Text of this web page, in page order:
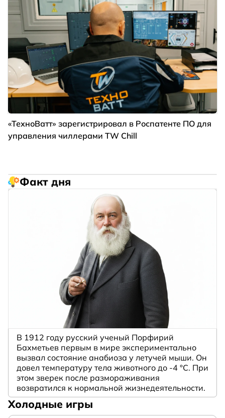
«ТехноВатт» зарегистрировал в Роспатенте ПО для
управления чиллерами TW Chill
Факт дня
В 1912 году русский ученый Порфирий
Бахметьев первым в мире экспериментально
вызвал состояние анабиоза у летучей мыши. Он
довел температуру тела животного до -4 °C. При
этом зверек после размораживания
возвратился к нормальной жизнедеятельности.
Холодные игры